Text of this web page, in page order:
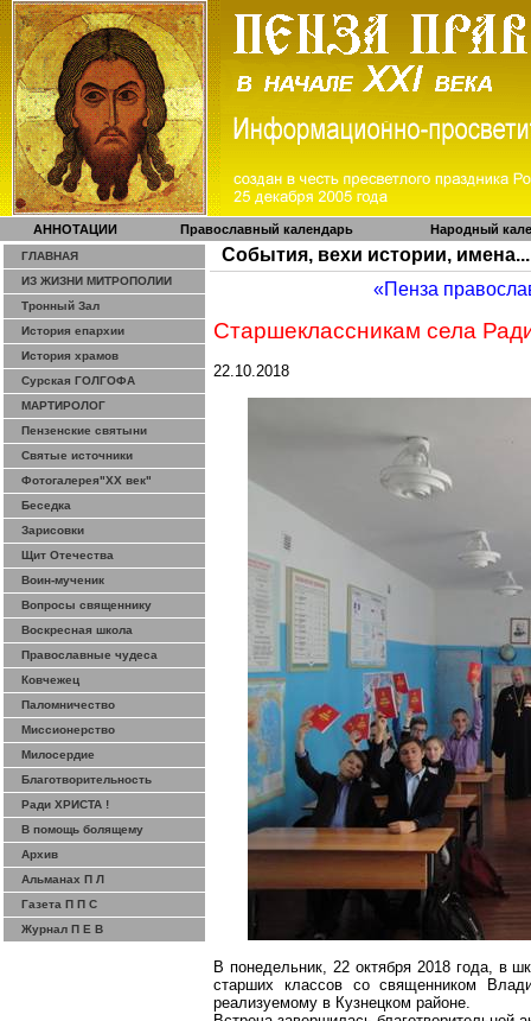
АННОТАЦИИ Православный календарь Народный
ГЛАВНАЯ
ИЗ ЖИЗНИ МИТРОПОЛИИ
Тронный Зал
История епархии
История храмов
Сурская ГОЛГОФА
МАРТИРОЛОГ
Пензенские святыни
Святые источники
Фотогалерея"ХХ век"
Беседка
Зарисовки
Щит Отечества
Воин-мученик
Вопросы священнику
Воскресная школа
Православные чудеса
Ковчежец
Паломничество
Миссионерство
Милосердие
Благотворительность
Ради ХРИСТА !
В помощь болящему
Архив
Альманах П Л
Газета П П С
Журнал П Е В
События, вехи истории, имена...
«Пенза
Старшеклассникам села
22.10.2018
В понедельник, 22 октября 2018 года, в
старших классов со священником
реализуемому в Кузнецком районе.